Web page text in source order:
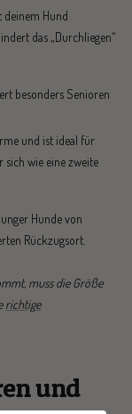
deinem Hund
das „Durchliegen“
besonders Senioren
und ist ideal für
sich wie eine zweite
Hunde von
Rückzugsort.
muss die Größe
richtige
und